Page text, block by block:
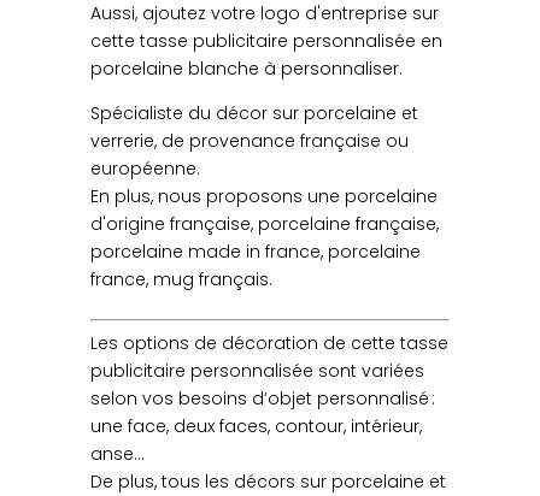
Aussi, ajoutez votre logo d'entreprise sur
cette tasse publicitaire personnalisée en
porcelaine blanche à personnaliser.
Spécialiste du décor sur porcelaine et
verrerie, de provenance française ou
européenne.
En plus, nous proposons une porcelaine
d'origine française, porcelaine française,
porcelaine made in france, porcelaine
france, mug français.
Les options de décoration de cette tasse
publicitaire personnalisée sont variées
selon vos besoins d’objet personnalisé :
une face, deux faces, contour, intérieur,
anse…
De plus, tous les décors sur porcelaine et